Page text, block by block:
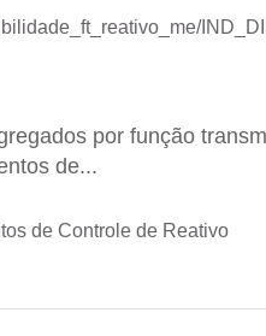
por função
de...
de Controle de Reativo